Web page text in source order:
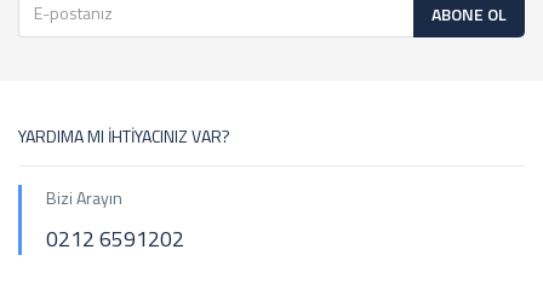
ABONE OL
YARDIMA MI İHTİYACINIZ VAR?
Bizi Arayın
0212 6591202